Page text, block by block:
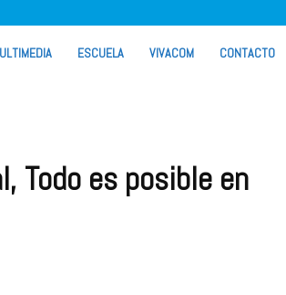
ESCUELA VIVACOM CONTACTO
Todo es posible en